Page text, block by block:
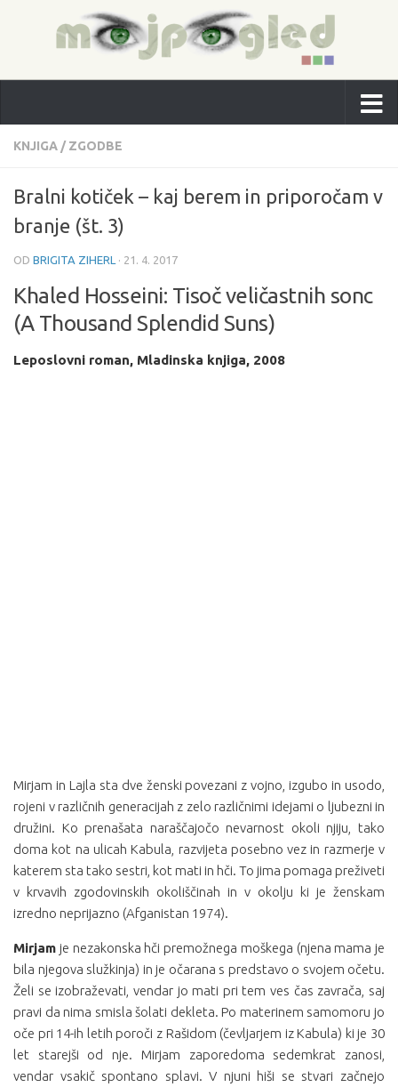
KNJIGA / ZGODBE
Bralni kotiček – kaj berem in priporočam v
branje (št. 3)
OD BRIGITA ZIHERL · 21. 4. 2017
Khaled Hosseini: Tisoč veličastnih sonc
(A Thousand Splendid Suns)
Leposlovni roman, Mladinska knjiga, 2008
Mirjam in Lajla sta dve ženski povezani z vojno, izgubo in usodo,
rojeni v različnih generacijah z zelo različnimi idejami o ljubezni in
družini. Ko prenašata naraščajočo nevarnost okoli njiju, tako
doma kot na ulicah Kabula, razvijeta posebno vez in razmerje v
katerem sta tako sestri, kot mati in hči. To jima pomaga preživeti
v krvavih zgodovinskih okoliščinah in v okolju ki je ženskam
izredno neprijazno (Afganistan 1974).
Mirjam je nezakonska hči premožnega moškega (njena mama je
bila njegova služkinja) in je očarana s predstavo o svojem očetu.
Želi se izobraževati, vendar jo mati pri tem ves čas zavrača, saj
pravi da nima smisla šolati dekleta. Po materinem samomoru jo
oče pri 14-ih letih poroči z Rašidom (čevljarjem iz Kabula) ki je 30
let starejši od nje. Mirjam zaporedoma sedemkrat zanosi,
vendar vsakič spontano splavi. V njuni hiši se stvari začnejo